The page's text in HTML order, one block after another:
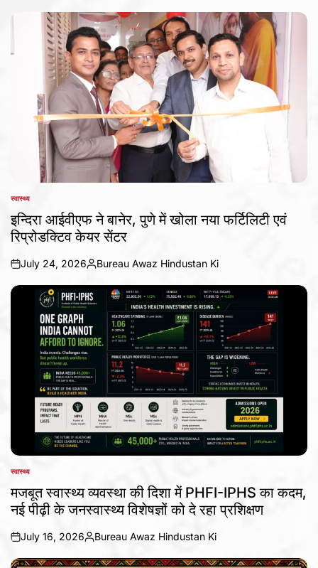
POSTED
स्वास्थ्य
इन्दिरा आईवीएफ ने बानेर, पुणे में खोला नया फर्टिलिटी एवं
रिप्रोडक्टिव केयर सेंटर
on
July 24, 2026
Posted
by
Bureau Awaz Hindustan Ki
POSTED
स्वास्थ्य
मजबूत स्वास्थ्य व्यवस्था की दिशा में PHFI-IPHS का कदम,
नई पीढ़ी के जनस्वास्थ्य विशेषज्ञों को दे रहा प्रशिक्षण
on
July 16, 2026
Posted
by
Bureau Awaz Hindustan Ki